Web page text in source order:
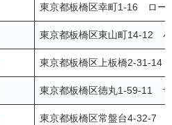
東京都板橋区幸町1-16 ロ
東京都板橋区東山町14-12
東京都板橋区上板橋2-31-
東京都板橋区徳丸1-59-11
東京都板橋区常盤台4-32-7